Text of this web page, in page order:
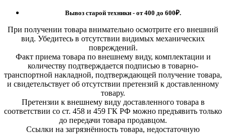
Вывоз старой техники - от 400 до 600₽.
При получении товара внимательно осмотрите его внешний
вид. Убедитесь в отсутствии видимых механических
повреждений.
Факт приема товара по внешнему виду, комплектации и
количеству подтверждается подписью в товарно-
транспортной накладной, подтверждающей получение товара,
и свидетельствует об отсутствии претензий к доставленному
товару.
Претензии к внешнему виду доставленного товара в
соответствии со ст. 458 и 459 ГК РФ можно предъявить только
до передачи товара продавцом.
Ссылки на загрязнённость товара, недостаточную